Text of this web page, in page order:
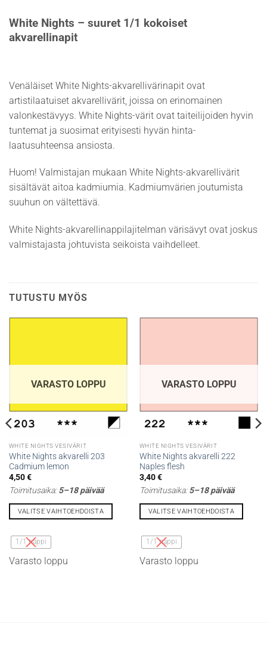
White Nights – suuret 1/1 kokoiset
akvarellinapit
Venäläiset White Nights-akvarellivärinapit ovat
artistilaatuiset akvarellivärit, joissa on erinomainen
valonkestävyys. White Nights-värit ovat taiteilijoiden hyvin
tuntemat ja suosimat erityisesti hyvän hinta-
laatusuhteensa ansiosta.
Huom! Valmistajan mukaan White Nights-akvarellivärit
sisältävät aitoa kadmiumia. Kadmiumvärien joutumista
suuhun on vältettävä.
White Nights-akvarellinappilajitelman värisävyt ovat joskus
valmistajasta johtuvista seikoista vaihdelleet.
TUTUSTU MYÖS
VARASTO LOPPU
WHITE NIGHTS VESIVÄRIT
White Nights akvarelli 203
Cadmium lemon
4,50€
Toimitusaika:5–18 päivää
VALITSE VAIHTOEHDOISTA
tuotteella
on
useampi
1/1 nappi
Varasto loppu
VARASTO LOPPU
WHITE NIGHTS VESIVÄRIT
White Nights akvarelli 222
Naples flesh
3,40€
Toimitusaika:5–18 päivää
VALITSE VAIHTOEHDOISTA
tuotteella
on
useampi
1/1 nappi
Varasto loppu